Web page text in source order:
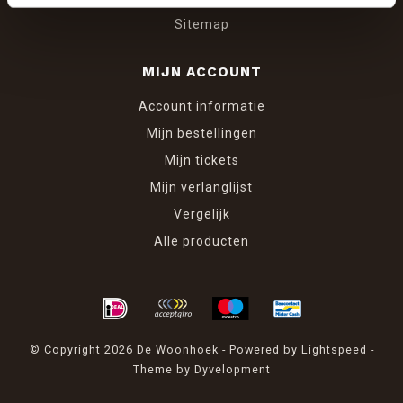
Sitemap
MIJN ACCOUNT
Account informatie
Mijn bestellingen
Mijn tickets
Mijn verlanglijst
Vergelijk
Alle producten
© Copyright 2026 De Woonhoek - Powered by Lightspeed -
Theme by Dyvelopment